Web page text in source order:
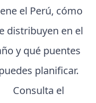
el Perú, cómo
distribuyen en el
y qué puentes
planificar.
Consulta el